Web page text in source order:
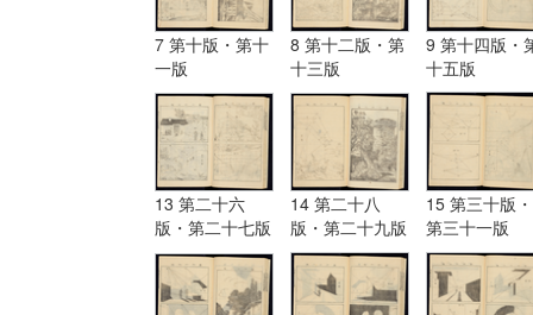
7 第十版・第十
一版
8 第十二版・第
十三版
9 第十四版・
十五版
13 第二十六
版・第二十七版
14 第二十八
版・第二十九版
15 第三十版・
第三十一版